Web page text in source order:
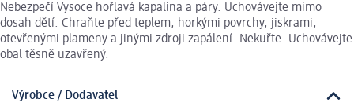
Nebezpečí Vysoce hořlavá kapalina a páry. Uchovávejte mimo
dosah dětí. Chraňte před teplem, horkými povrchy, jiskrami,
otevřenými plameny a jinými zdroji zapálení. Nekuřte. Uchovávejte
obal těsně uzavřený.
Výrobce / Dodavatel